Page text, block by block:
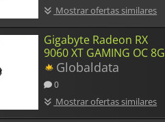
Mostrar ofertas similares
Gigabyte Radeon RX
9060 XT GAMING OC 8G
Globaldata
0
Mostrar ofertas similares